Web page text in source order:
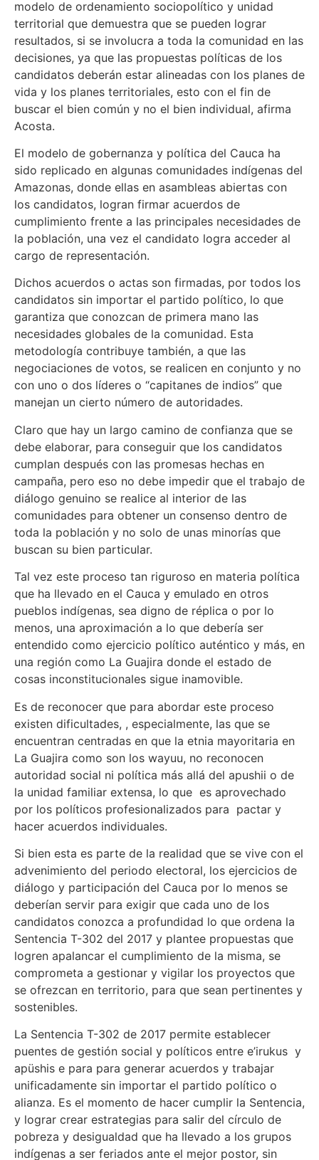
modelo de ordenamiento sociopolítico y unidad
territorial que demuestra que se pueden lograr
resultados, si se involucra a toda la comunidad en las
decisiones, ya que las propuestas políticas de los
candidatos deberán estar alineadas con los planes de
vida y los planes territoriales, esto con el fin de
buscar el bien común y no el bien individual, afirma
Acosta.
El modelo de gobernanza y política del Cauca ha
sido replicado en algunas comunidades indígenas del
Amazonas, donde ellas en asambleas abiertas con
los candidatos, logran firmar acuerdos de
cumplimiento frente a las principales necesidades de
la población, una vez el candidato logra acceder al
cargo de representación.
Dichos acuerdos o actas son firmadas, por todos los
candidatos sin importar el partido político, lo que
garantiza que conozcan de primera mano las
necesidades globales de la comunidad. Esta
metodología contribuye también, a que las
negociaciones de votos, se realicen en conjunto y no
con uno o dos líderes o “capitanes de indios” que
manejan un cierto número de autoridades.
Claro que hay un largo camino de confianza que se
debe elaborar, para conseguir que los candidatos
cumplan después con las promesas hechas en
campaña, pero eso no debe impedir que el trabajo de
diálogo genuino se realice al interior de las
comunidades para obtener un consenso dentro de
toda la población y no solo de unas minorías que
buscan su bien particular.
Tal vez este proceso tan riguroso en materia política
que ha llevado en el Cauca y emulado en otros
pueblos indígenas, sea digno de réplica o por lo
menos, una aproximación a lo que debería ser
entendido como ejercicio político auténtico y más, en
una región como La Guajira donde el estado de
cosas inconstitucionales sigue inamovible.
Es de reconocer que para abordar este proceso
existen dificultades, , especialmente, las que se
encuentran centradas en que la etnia mayoritaria en
La Guajira como son los wayuu, no reconocen
autoridad social ni política más allá del apushii o de
la unidad familiar extensa, lo que es aprovechado
por los políticos profesionalizados para pactar y
hacer acuerdos individuales.
Si bien esta es parte de la realidad que se vive con el
advenimiento del periodo electoral, los ejercicios de
diálogo y participación del Cauca por lo menos se
deberían servir para exigir que cada uno de los
candidatos conozca a profundidad lo que ordena la
Sentencia T-302 del 2017 y plantee propuestas que
logren apalancar el cumplimiento de la misma, se
comprometa a gestionar y vigilar los proyectos que
se ofrezcan en territorio, para que sean pertinentes y
sostenibles.
La Sentencia T-302 de 2017 permite establecer
puentes de gestión social y políticos entre e’irukus y
apüshis e para para generar acuerdos y trabajar
unificadamente sin importar el partido político o
alianza. Es el momento de hacer cumplir la Sentencia,
y lograr crear estrategias para salir del círculo de
pobreza y desigualdad que ha llevado a los grupos
indígenas a ser feriados ante el mejor postor, sin